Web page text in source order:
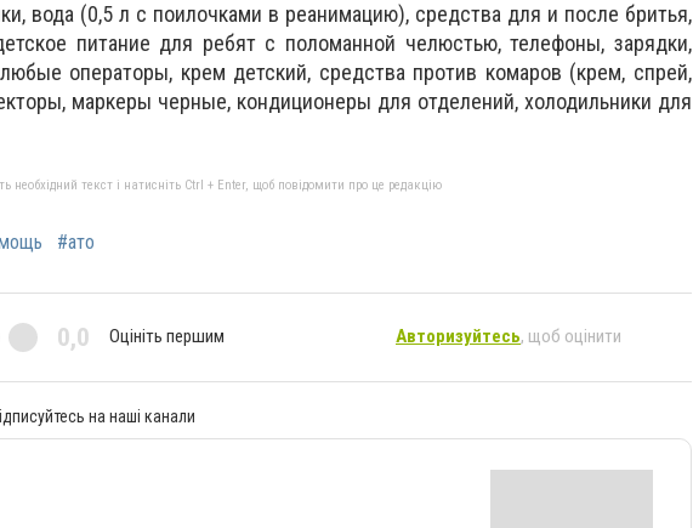
вода (0,5 л с поилочками в реанимацию), средства для и после бритья,
питание для ребят с поломанной челюстью, телефоны, зарядки,
операторы, крем детский, средства против комаров (крем, спрей,
маркеры черные, кондиционеры для отделений, холодильники для
необхідний текст і натисніть Ctrl + Enter, щоб повідомити про це редакцію
#ато
0,0 Оцініть першим Авторизуйтесь, щоб оцінити
на наші канали